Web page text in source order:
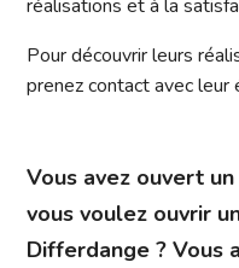
réalisations et à la
Pour découvrir leurs
prenez contact avec leur
Vous avez ouvert
vous voulez ouvrir
Differdange ? Vous